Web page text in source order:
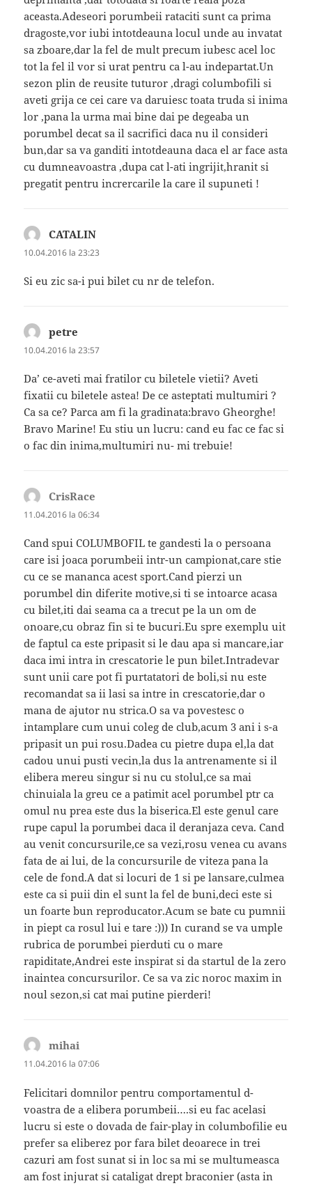
aceasta.Adeseori porumbeii rataciti sunt ca prima
dragoste,vor iubi intotdeauna locul unde au invatat
sa zboare,dar la fel de mult precum iubesc acel loc
tot la fel il vor si urat pentru ca l-au indepartat.Un
sezon plin de reusite tuturor ,dragi columbofili si
aveti grija ce cei care va daruiesc toata truda si inima
lor ,pana la urma mai bine dai pe degeaba un
porumbel decat sa il sacrifici daca nu il consideri
bun,dar sa va ganditi intotdeauna daca el ar face asta
cu dumneavoastra ,dupa cat l-ati ingrijit,hranit si
pregatit pentru incrercarile la care il supuneti !
CATALIN
10.04.2016 la 23:23
Si eu zic sa-i pui bilet cu nr de telefon.
petre
10.04.2016 la 23:57
Da’ ce-aveti mai fratilor cu biletele vietii? Aveti
fixatii cu biletele astea! De ce asteptati multumiri ?
Ca sa ce? Parca am fi la gradinata:bravo Gheorghe!
Bravo Marine! Eu stiu un lucru: cand eu fac ce fac si
o fac din inima,multumiri nu- mi trebuie!
CrisRace
11.04.2016 la 06:34
Cand spui COLUMBOFIL te gandesti la o persoana
care isi joaca porumbeii intr-un campionat,care stie
cu ce se mananca acest sport.Cand pierzi un
porumbel din diferite motive,si ti se intoarce acasa
cu bilet,iti dai seama ca a trecut pe la un om de
onoare,cu obraz fin si te bucuri.Eu spre exemplu uit
de faptul ca este pripasit si le dau apa si mancare,iar
daca imi intra in crescatorie le pun bilet.Intradevar
sunt unii care pot fi purtatatori de boli,si nu este
recomandat sa ii lasi sa intre in crescatorie,dar o
mana de ajutor nu strica.O sa va povestesc o
intamplare cum unui coleg de club,acum 3 ani i s-a
pripasit un pui rosu.Dadea cu pietre dupa el,la dat
cadou unui pusti vecin,la dus la antrenamente si il
elibera mereu singur si nu cu stolul,ce sa mai
chinuiala la greu ce a patimit acel porumbel ptr ca
omul nu prea este dus la biserica.El este genul care
rupe capul la porumbei daca il deranjaza ceva. Cand
au venit concursurile,ce sa vezi,rosu venea cu avans
fata de ai lui, de la concursurile de viteza pana la
cele de fond.A dat si locuri de 1 si pe lansare,culmea
este ca si puii din el sunt la fel de buni,deci este si
un foarte bun reproducator.Acum se bate cu pumnii
in piept ca rosul lui e tare :))) In curand se va umple
rubrica de porumbei pierduti cu o mare
rapiditate,Andrei este inspirat si da startul de la zero
inaintea concursurilor. Ce sa va zic noroc maxim in
noul sezon,si cat mai putine pierderi!
mihai
11.04.2016 la 07:06
Felicitari domnilor pentru comportamentul d-
voastra de a elibera porumbeii….si eu fac acelasi
lucru si este o dovada de fair-play in columbofilie eu
prefer sa eliberez por fara bilet deoarece in trei
cazuri am fost sunat si in loc sa mi se multumeasca
am fost injurat si cataligat drept braconier (asta in